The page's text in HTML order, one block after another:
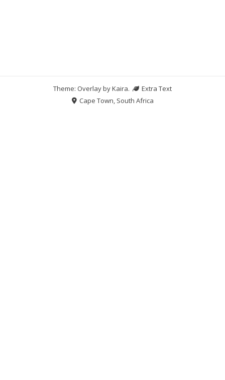
Theme: Overlay byKaira.
Extra Text
Cape Town, South Africa